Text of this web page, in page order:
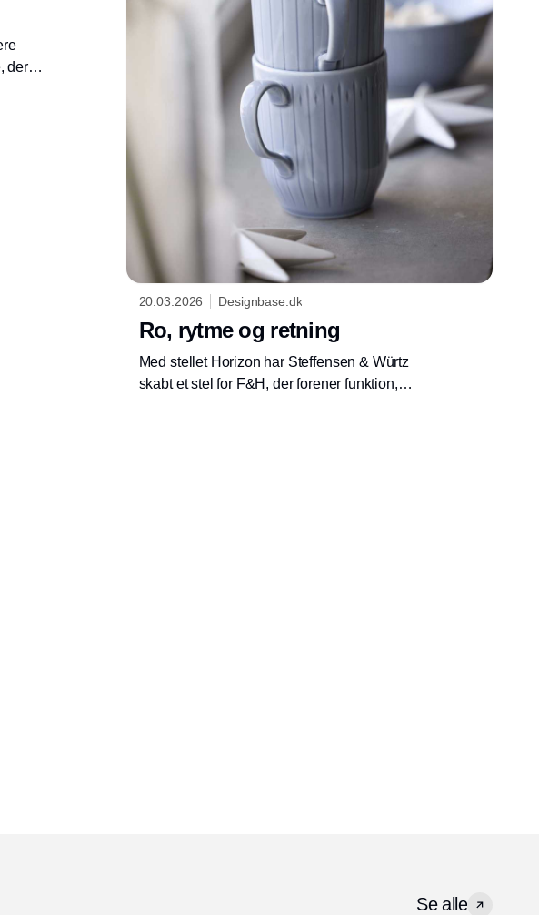
der
20.03.2026 Designbase.dk
Ro, rytme og retning
Med stellet Horizon har Steffensen & Würtz
skabt et stel for F&H, der forener funktion,
Se alle